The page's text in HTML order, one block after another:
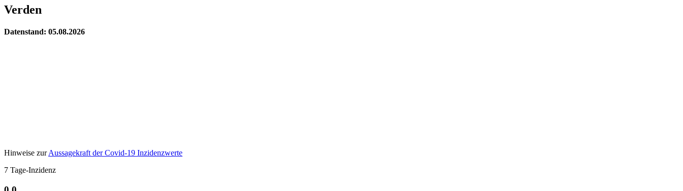
Verden
Datenstand: 05.08.2026
Hinweise zurAussagekraft der Covid-19 Inzidenzwerte
7 Tage-Inzidenz